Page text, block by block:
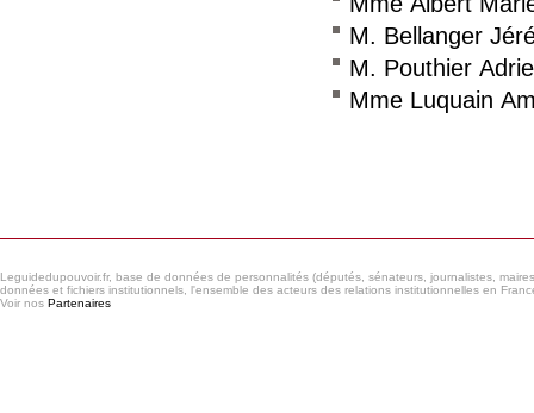
M. Bellanger
M. Pouthier
Mme Luquain
Leguidedupouvoir.fr, base de données de personnalités (députés, sénateurs, journalistes,
données et fichiers institutionnels, l'ensemble des acteurs des relations institutionnelles en
Voir nos Partenaires